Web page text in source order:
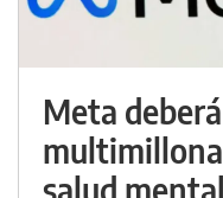
Meta
salud